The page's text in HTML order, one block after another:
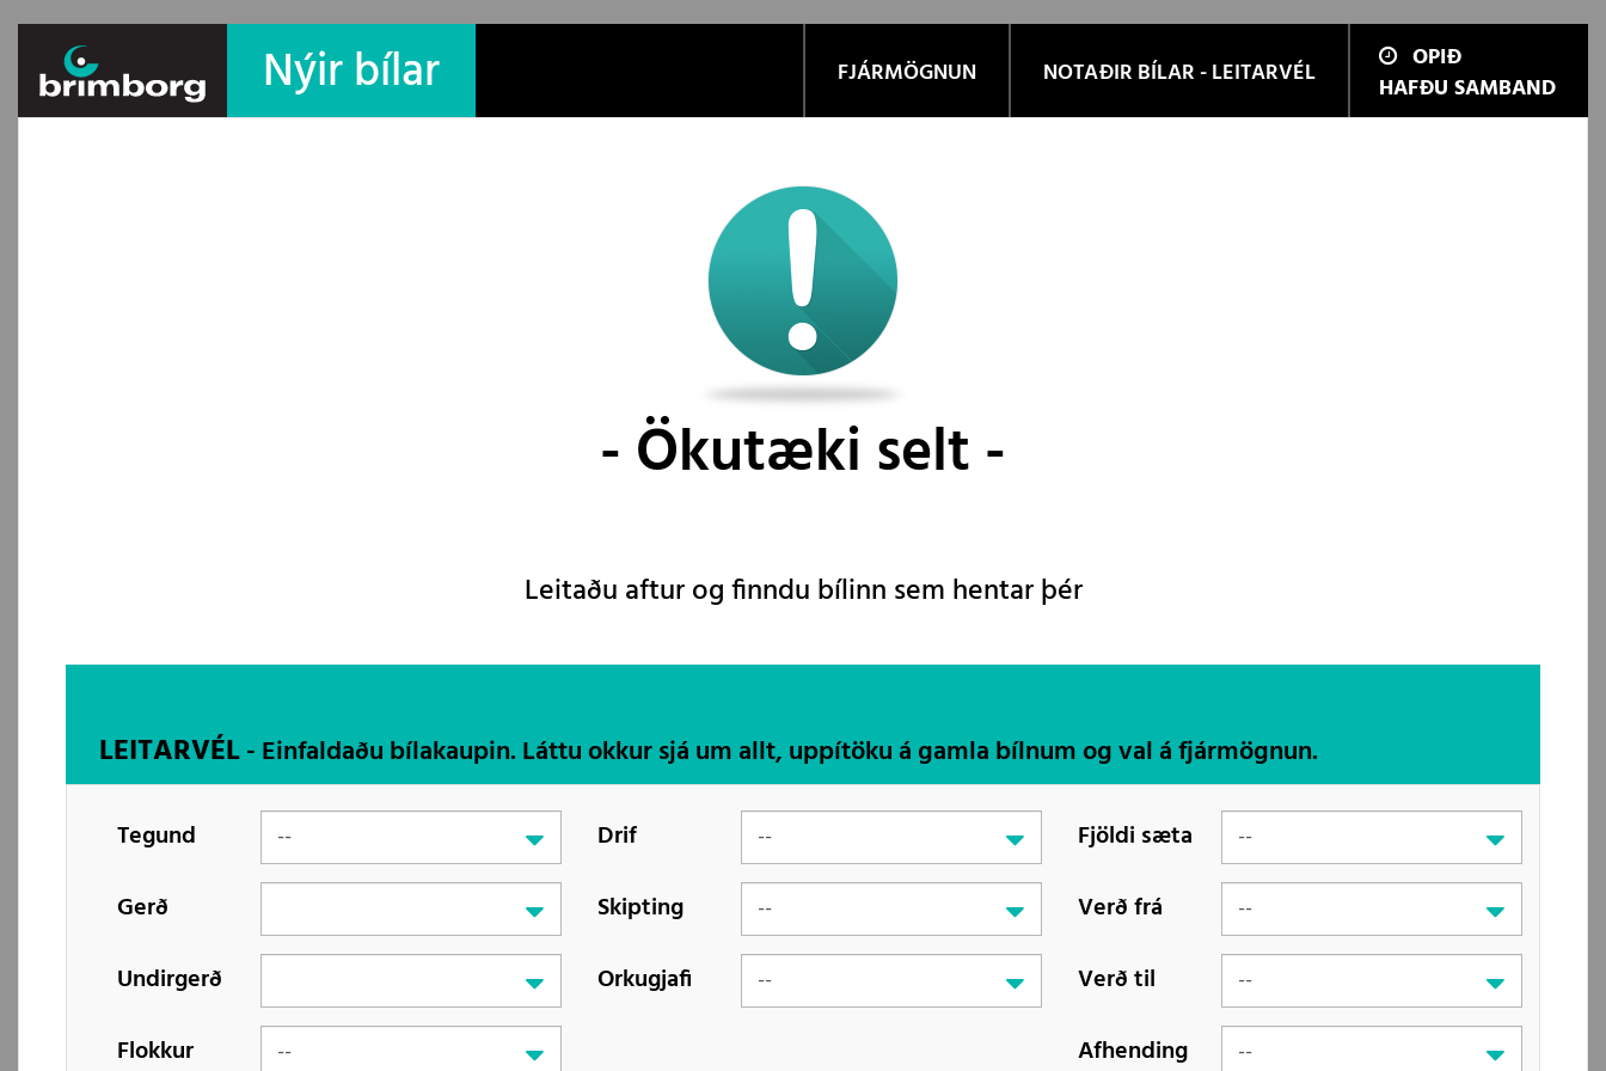
Nýir bílar FJÁRMÖGNUN NOTAÐIR BÍLAR - LEITARVÉL
OPIÐ
HAFÐU SAMBAND
Ökutæki selt
Leitaðu aftur og finndu bílinn sem hentar þér
LEITARVÉL- Einfaldaðu bílakaupin. Láttu okkur sjá um allt, uppítöku á gamla bílnum og val á fjármögnun.
Tegund
Gerð
Undirgerð
Flokkur
Drif
Skipting
Orkugjafi
Fjöldi sæta
Verð frá
Verð til
Afhending